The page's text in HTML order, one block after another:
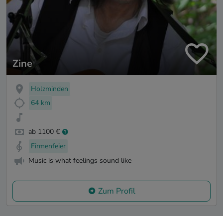
Zine
Holzminden
64 km
ab 1100 €
Firmenfeier
Music is what feelings sound like
Zum Profil